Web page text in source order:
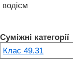
водієм
Суміжні категорії
Клас 49.31